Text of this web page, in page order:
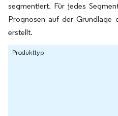
segmentiert. Für jedes
Prognosen auf der Grundlage
erstellt.
Produkttyp